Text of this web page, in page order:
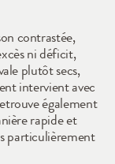
contrastée,
ni déficit,
plutôt secs,
intervient avec
également
rapide et
particulièrement